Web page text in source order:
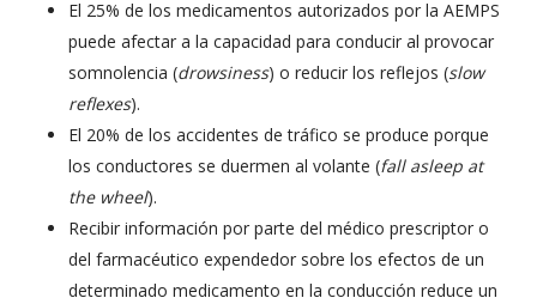
El 25% de los medicamentos autorizados por la AEMPS
puede afectar a la capacidad para conducir al provocar
somnolencia (drowsiness) o reducir los reflejos (slow
reflexes).
El 20% de los accidentes de tráfico se produce porque
los conductores se duermen al volante (fall asleep at
the wheel).
Recibir información por parte del médico prescriptor o
del farmacéutico expendedor sobre los efectos de un
determinado medicamento en la conducción reduce un